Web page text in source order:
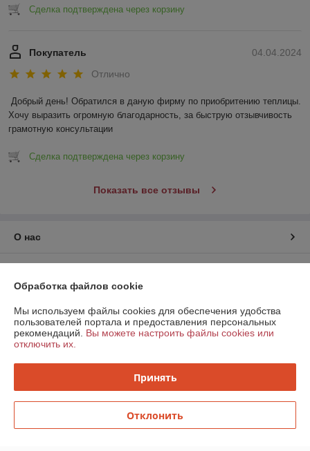
Сделка подтверждена через корзину
04.04.2024
Покупатель
Отлично
Добрый день! Обратился в даную фирму по приобритению теплицы.
Хочу выразить огромную благодарность, за быструю отзывчивость
грамотную консультации
Сделка подтверждена через корзину
Показать все отзывы
О нас
График работы
Полная версия сайта
Политика обработки cookies
Сайт создан на платформе Deal.by
Обработка файлов cookie
Мы используем файлы cookies для обеспечения удобства
пользователей портала и предоставления персональных
рекомендаций. Вы можете настроить файлы cookies или
отключить их.
Принять
Отклонить